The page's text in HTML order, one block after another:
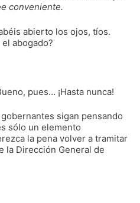
conveniente.
abierto los ojos, tíos.
el abogado?
pues… ¡Hasta nunca!
sigan pensando
sólo un elemento
la pena volver a tramitar
la Dirección General de